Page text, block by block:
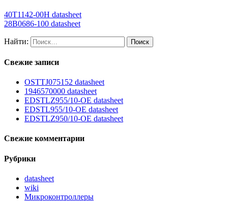
40T1142-00H datasheet
28B0686-100 datasheet
Найти:
Свежие записи
OSTTJ075152 datasheet
1946570000 datasheet
EDSTLZ955/10-OE datasheet
EDSTL955/10-OE datasheet
EDSTLZ950/10-OE datasheet
Свежие комментарии
Рубрики
datasheet
wiki
Микроконтроллеры